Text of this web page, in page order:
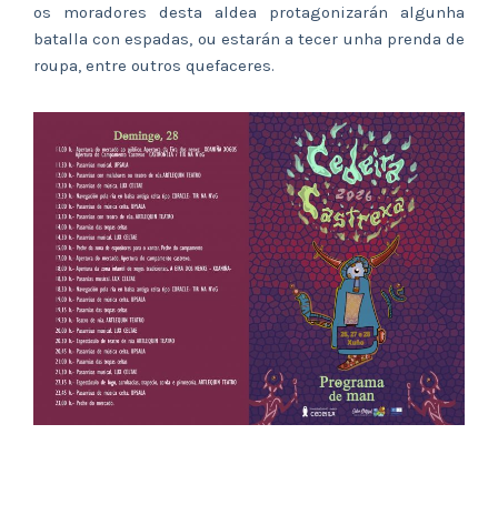
os moradores desta aldea protagonizarán algunha
batalla con espadas, ou estarán a tecer unha prenda de
roupa, entre outros quefaceres.